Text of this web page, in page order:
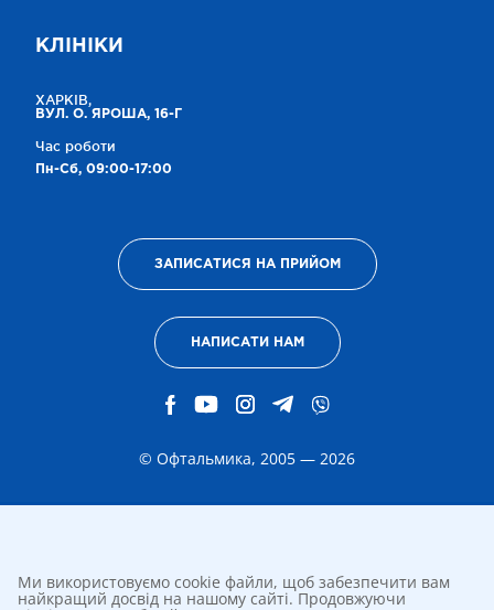
КЛІНІКИ
ХАРКІВ,
ВУЛ. О. ЯРОША, 16-Г
Час роботи
Пн-Сб, 09:00-17:00
ЗАПИСАТИСЯ НА ПРИЙОМ
НАПИСАТИ НАМ
© Офтальмика, 2005 — 2026
Ми використовуємо cookie файли, щоб забезпечити вам
найкращий досвід на нашому сайті. Продовжуючи